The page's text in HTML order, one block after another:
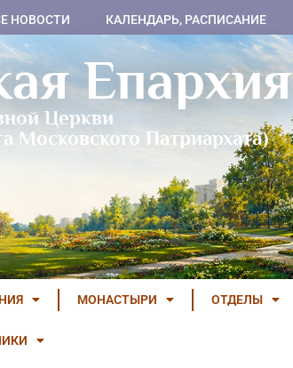
НОВОСТИ КАЛЕНДАРЬ, РАСПИСАНИЕ
Епархия
Церкви
Московского Патриархата)
МОНАСТЫРИ ОТДЕЛЫ